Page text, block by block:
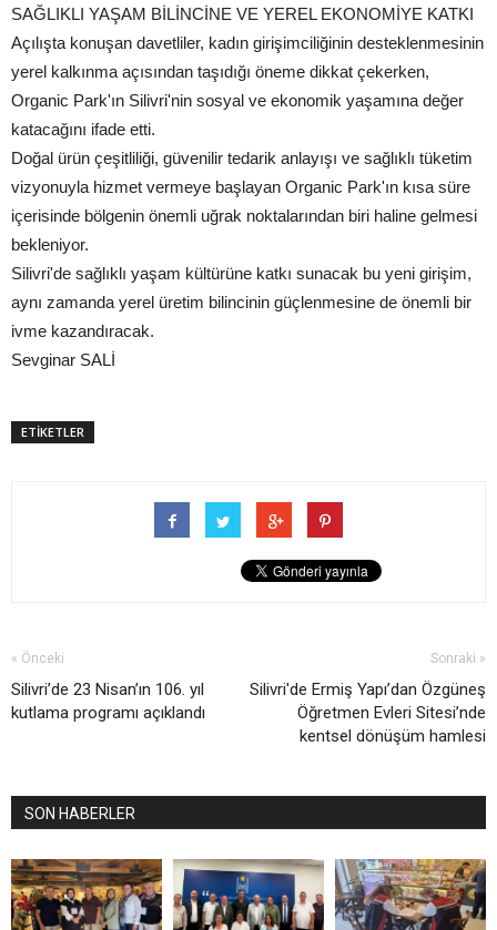
SAĞLIKLI YAŞAM BİLİNCİNE VE YEREL EKONOMİYE KATKI
Açılışta konuşan davetliler, kadın girişimciliğinin desteklenmesinin
yerel kalkınma açısından taşıdığı öneme dikkat çekerken,
Organic Park'ın Silivri'nin sosyal ve ekonomik yaşamına değer
katacağını ifade etti.
Doğal ürün çeşitliliği, güvenilir tedarik anlayışı ve sağlıklı tüketim
vizyonuyla hizmet vermeye başlayan Organic Park'ın kısa süre
içerisinde bölgenin önemli uğrak noktalarından biri haline gelmesi
bekleniyor.
Silivri'de sağlıklı yaşam kültürüne katkı sunacak bu yeni girişim,
aynı zamanda yerel üretim bilincinin güçlenmesine de önemli bir
ivme kazandıracak.
Sevginar SALİ
ETİKETLER
« Önceki
Silivri’de 23 Nisan’ın 106. yıl
kutlama programı açıklandı
Sonraki »
Silivri'de Ermiş Yapı’dan Özgüneş
Öğretmen Evleri Sitesi’nde
kentsel dönüşüm hamlesi
SON HABERLER